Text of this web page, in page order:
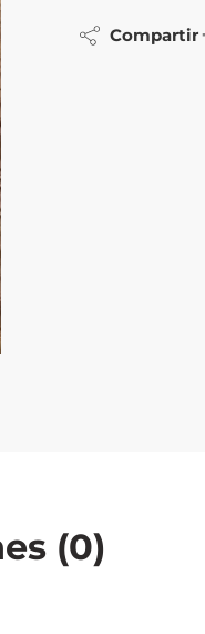
Compartir
(0)